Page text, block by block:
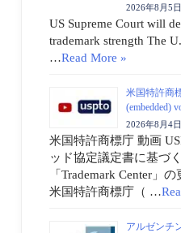
2026年8月5日
US Supreme Court will
trademark strength The
…Read More »
米国特許商
(embedded)
2026年8月4日
米国特許商標庁 動画
ッド協定議定書に基づ
「Trademark Center」
米国特許商標庁（ …
アルゼンチ